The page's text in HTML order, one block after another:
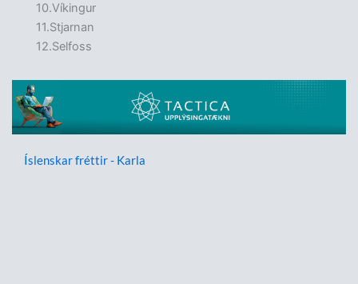
Víkingur
Stjarnan
Selfoss
Íslenskar fréttir - Karla